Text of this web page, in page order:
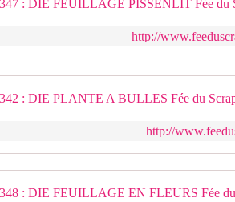
http://
http://